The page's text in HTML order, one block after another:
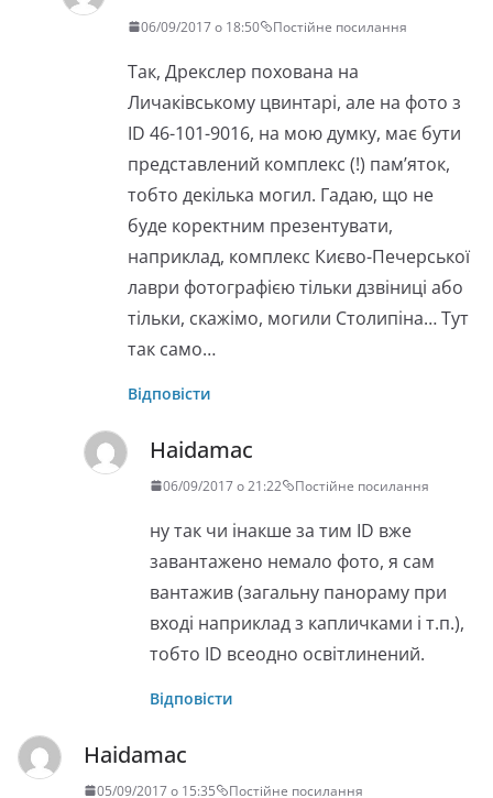
06/09/2017 о 18:50 Постійне посилання
Так, Дрекслер похована на
Личаківському цвинтарі, але на фото з
ID 46-101-9016, на мою думку, має бути
представлений комплекс (!) пам’яток,
тобто декілька могил. Гадаю, що не
буде коректним презентувати,
наприклад, комплекс Києво-Печерської
лаври фотографією тільки дзвіниці або
тільки, скажімо, могили Столипіна… Тут
так само…
Відповісти
Haidamac
06/09/2017 о 21:22 Постійне посилання
ну так чи інакше за тим ID вже
завантажено немало фото, я сам
вантажив (загальну панораму при
вході наприклад з капличками і т.п.),
тобто ID всеодно освітлинений.
Відповісти
Haidamac
05/09/2017 о 15:35 Постійне посилання